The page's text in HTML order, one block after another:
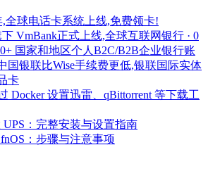
,全球电话卡系统上线,免费领卡!
VmBank正式上线,全球互联网银行 · 0
国家和地区个人B2C/B2B企业银行账
国银联比Wise手续费更低,银联国际实体
卡
Docker 设置迅雷、qBittorrent 等下载工
UPS：完整安装与设置指南
：步骤与注意事项